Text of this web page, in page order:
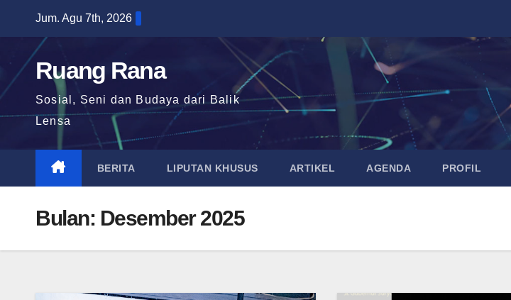
content
Jum. Agu 7th, 2026
Ruang Rana
Sosial, Seni dan Budaya dari Balik
Lensa
BERITA LIPUTAN KHUSUS ARTIKEL AGENDA PROFIL
Bulan: Desember 2025